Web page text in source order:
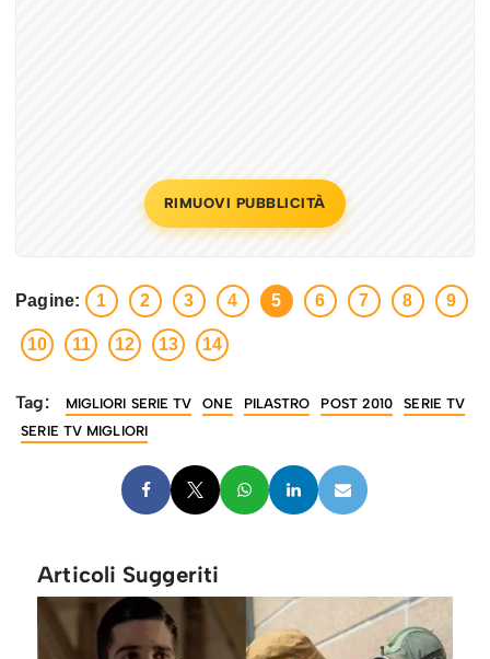
RIMUOVI PUBBLICITÀ
Pagine: 1 2 3 4 5 6 7 8 9
10 11 12 13 14
Tag: MIGLIORI SERIE TV ONE PILASTRO POST 2010
SERIE TV
SERIE TV MIGLIORI
Articoli Suggeriti